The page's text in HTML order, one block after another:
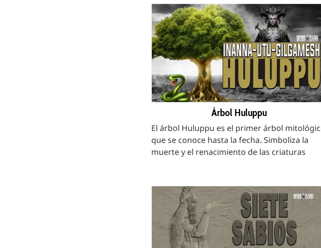
Árbol Huluppu
El árbol Huluppu es el primer árbol
que se conoce hasta la fecha. Simboliza la
muerte y el renacimiento de las criaturas